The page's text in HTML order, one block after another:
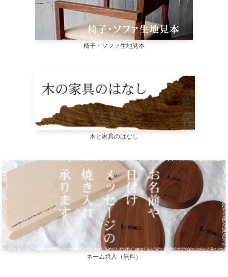
椅子・ソファ生地見本
木と家具のはなし
ネーム焼入（無料）